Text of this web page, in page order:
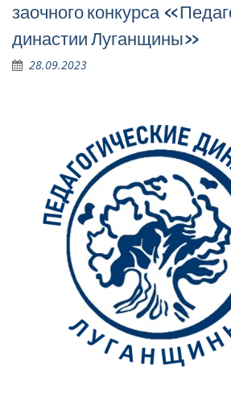
заочного конкурса
династии Луганщины»
28.09.2023